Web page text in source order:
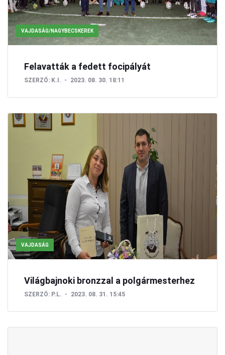
VAJDASÁG/NAGYBECSKEREK
Felavatták a fedett focipályát
SZERZŐ: K.I. 2023. 08. 30. 18:11
VAJDASÁG
Világbajnoki bronzzal a polgármesterhez
SZERZŐ: P.L. 2023. 08. 31. 15:45